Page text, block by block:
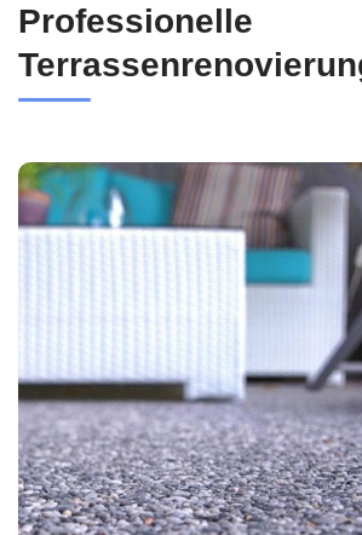
Professionelle